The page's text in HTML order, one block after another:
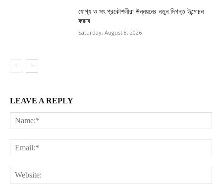
যোগ্য ও সৎ প্রকৌশলীরা উন্নয়নের নতুন দিগন্ত উন্মোচন
করবে
Saturday, August 8, 2026
LEAVE A REPLY